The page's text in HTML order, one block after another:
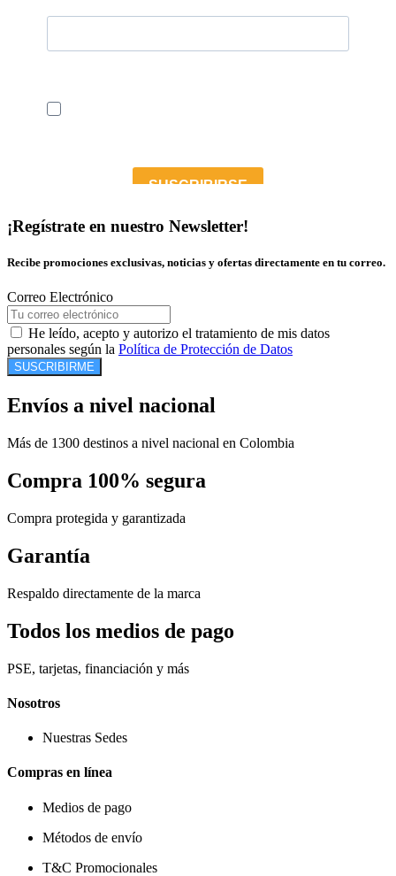
¡Regístrate en nuestro Newsletter!
Recibe promociones exclusivas, noticias y ofertas directamente en tu correo.
Correo Electrónico
He leído, acepto y autorizo el tratamiento de mis datos
personales según la Política de Protección de Datos
SUSCRIBIRME
Envíos a nivel nacional
Más de 1300 destinos a nivel nacional en Colombia
Compra 100% segura
Compra protegida y garantizada
Garantía
Respaldo directamente de la marca
Todos los medios de pago
PSE, tarjetas, financiación y más
Nosotros
Nuestras Sedes
Compras en línea
Medios de pago
Métodos de envío
T&C Promocionales